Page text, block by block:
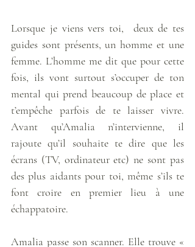
Lorsque je viens vers toi,  deux de tes
guides sont présents, un homme et une
femme. L’homme me dit que pour cette
fois, ils vont surtout s’occuper de ton
mental qui prend beaucoup de place et
t’empêche parfois de te laisser vivre.
Avant qu’Amalia n’intervienne, il
rajoute qu’il souhaite te dire que les
écrans (TV, ordinateur etc) ne sont pas
des plus aidants pour toi, même s’ils te
font croire en premier lieu à une
échappatoire.